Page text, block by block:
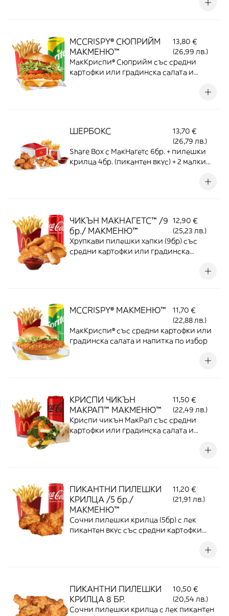
MCCRISPY® СЮПРИЙМ
МАКМЕНЮ™
13,80 €
(26,99 лв.)
МакКриспи® Сюприйм със средни
картофки или градинска салата и
ШЕРБОКС
13,70 €
(26,79 лв.)
Share Box с МакНагетс 6бр. + пилешки
крилца 4бр. (пикантен вкус) + 2 малки
ЧИКЪН МАКНАГЕТС™ /9
бр./ МАКМЕНЮ™
12,90 €
(25,23 лв.)
Хрупкави пилешки хапки (9бр) със
средни картофки или градинска
MCCRISPY® МАКМЕНЮ™
11,70 €
(22,88 лв.)
МакКриспи® със средни картофки или
градинска салата и напитка по избор
КРИСПИ ЧИКЪН
МАКРАП™ МАКМЕНЮ™
11,50 €
(22,49 лв.)
Криспи чикън МакРап със средни
картофки или градинска салата и
ПИКАНТНИ ПИЛЕШКИ
КРИЛЦА /5 бр./
МАКМЕНЮ™
11,20 €
(21,91 лв.)
Сочни пилешки крилца (5бр) с лек
пикантен вкус със средни картофки
ПИКАНТНИ ПИЛЕШКИ
КРИЛЦА 8 БР.
10,50 €
(20,54 лв.)
Сочни пилешки крилца с лек пикантен